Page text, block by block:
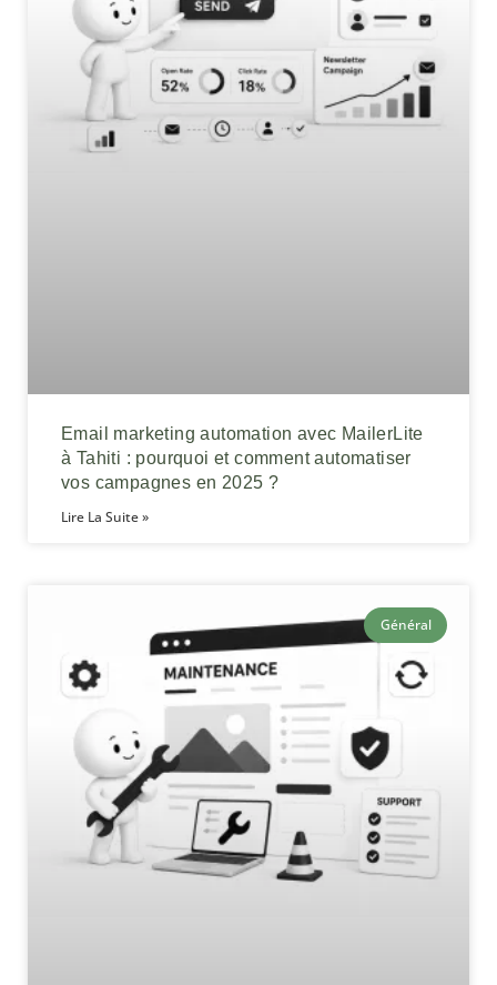
Email marketing automation avec MailerLite
à Tahiti : pourquoi et comment automatiser
vos campagnes en 2025 ?
Lire La Suite »
Général